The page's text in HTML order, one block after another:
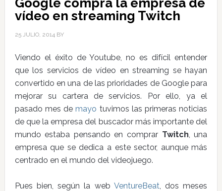
Google compra la empresa de
vídeo en streaming Twitch
25 JULIO, 2014BY
Viendo el éxito de Youtube, no es difícil entender
que los servicios de vídeo en streaming se hayan
convertido en una de las prioridades de Google para
mejorar su cartera de servicios. Por ello, ya el
pasado mes demayo tuvimos las primeras noticias
de que la empresa del buscador más importante del
mundo estaba pensando en comprar Twitch, una
empresa que se dedica a este sector, aunque más
centrado en el mundo del videojuego.
Pues bien, según la web VentureBeat, dos meses